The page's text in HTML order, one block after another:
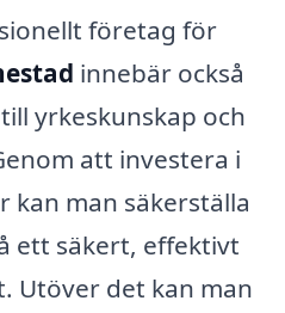
företag för
innebär också
yrkeskunskap och
att investera i
man säkerställa
ett säkert, effektivt
Utöver det kan man